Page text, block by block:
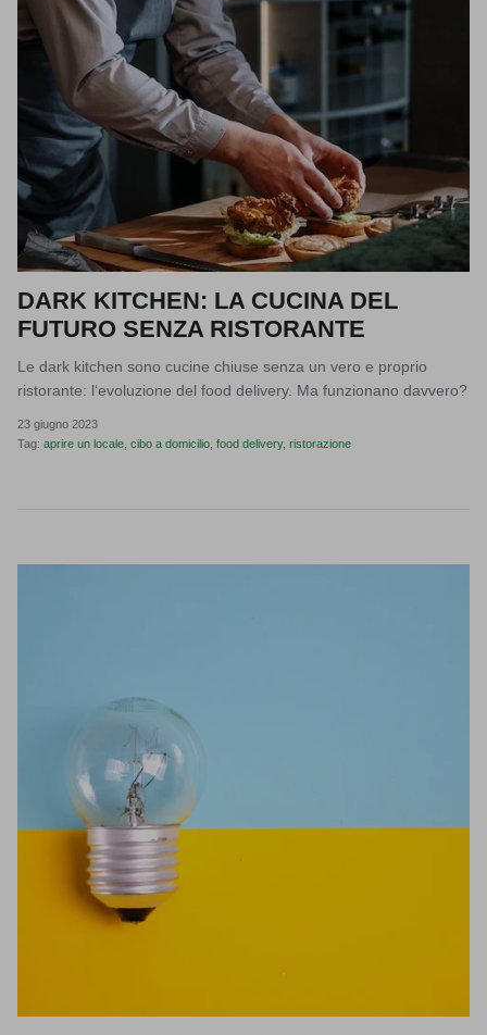
DARK KITCHEN: LA CUCINA DEL
FUTURO SENZA RISTORANTE
Le dark kitchen sono cucine chiuse senza un vero e proprio
ristorante: l‘evoluzione del food delivery. Ma funzionano davvero?
23 giugno 2023
Tag: aprire un locale cibo a domicilio food delivery ristorazione